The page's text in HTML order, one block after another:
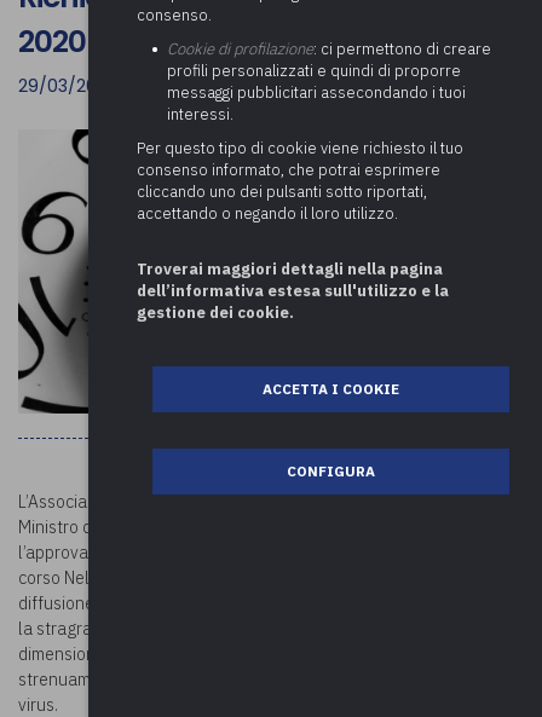
2020 per i piccoli e medi comuni
29/03/2021
L’Associazione nazionale piccoli comuni d’Italia ha inoltrato, al
Ministro dell’Interno, una richiesta di proroga del termine per
l’approvazione del conto consuntivo 2020 al 30 giugno dell’anno in
corso Nell’attuale situazione emergenziale dovuta alla continua
diffusione del contagio Covid-19, figurano in prima linea i sindaci,
la stragrande maggioranza dei quali di comuni di piccole e medie
dimensioni che, nonostante le note difficoltà, stanno
strenuamente fronteggiando nei propri territori l’avanzata del
virus.
consenso.
Cookie di profilazione: ci permettono di creare
profili personalizzati e quindi di proporre
messaggi pubblicitari assecondando i tuoi
interessi.
Per questo tipo di cookie viene richiesto il tuo
consenso informato, che potrai esprimere
cliccando uno dei pulsanti sotto riportati,
accettando o negando il loro utilizzo.
Troverai maggiori dettagli nella pagina
dell’informativa estesa sull'utilizzo e la
gestione dei cookie.
ACCETTA I COOKIE
CONFIGURA